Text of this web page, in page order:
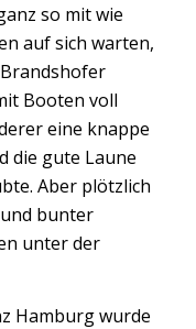
so mit wie
auf sich warten,
Booten voll
eine knappe
die gute Laune
Aber plötzlich
bunter
unter der
Hamburg wurde